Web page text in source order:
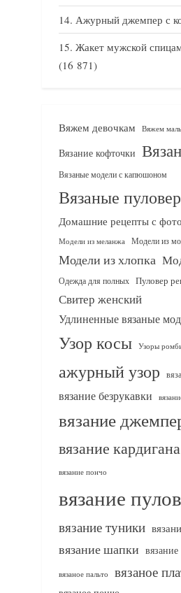
Ажурный джемпер с
Жакет мужской
(16 871)
Вяжем девочкам Вяжем
Вязание кофточки
Вязаные модели с капюшоном
Вязаные
Домашние рецепты с фото
Модели из меланжа Модели из
Модели из хлопка
Одежда для полных Пуловер
Свитер женский
Удлиненные вязаные
Узор косы Узоры
ажурный узор
вязание безрукавки
вязание
вязание кардигана
вязание пончо
вязание
вязание туники
вязание шапки
вязаное пальто вязаное